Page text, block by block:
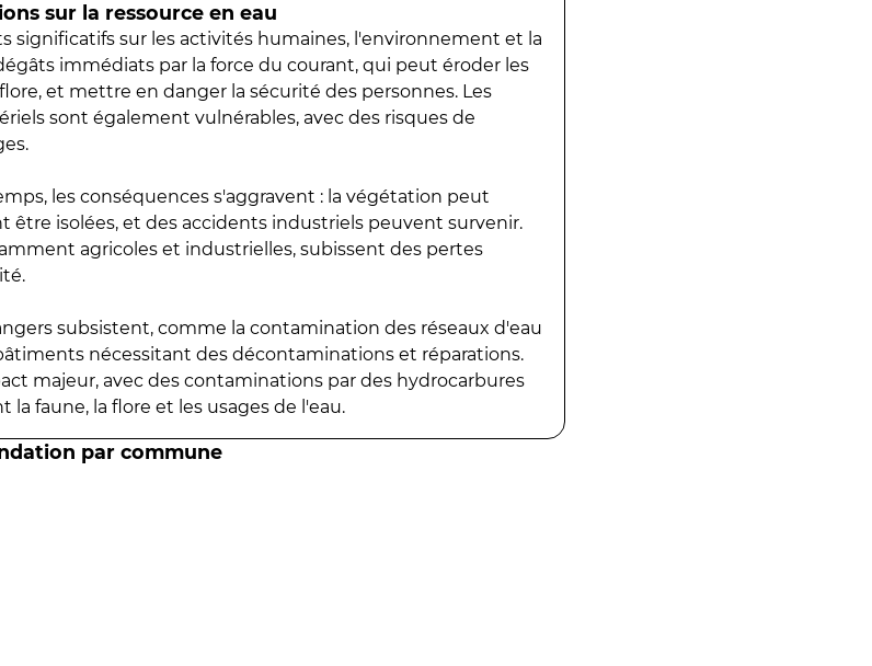
sur la ressource en eau
significatifs sur les activités humaines, l'environnement et la
immédiats par la force du courant, qui peut éroder les
et mettre en danger la sécurité des personnes. Les
sont également vulnérables, avec des risques de
les conséquences s'aggravent : la végétation peut
être isolées, et des accidents industriels peuvent survenir.
agricoles et industrielles, subissent des pertes
subsistent, comme la contamination des réseaux d'eau
nécessitant des décontaminations et réparations.
majeur, avec des contaminations par des hydrocarbures
faune, la flore et les usages de l'eau.
par commune